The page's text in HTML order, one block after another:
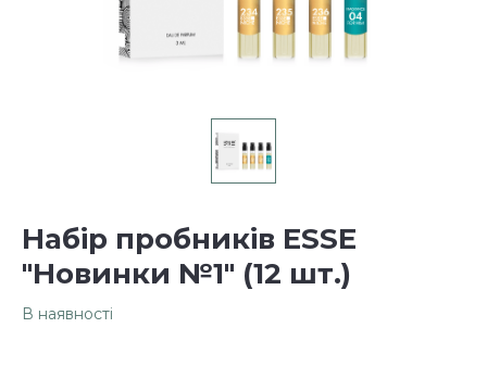
Набір пробників ESSE
"Новинки №1" (12 шт.)
В наявності